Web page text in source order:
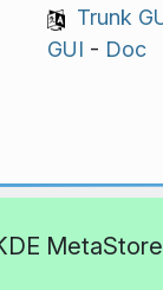
Trunk
GUI - Doc
MetaStore